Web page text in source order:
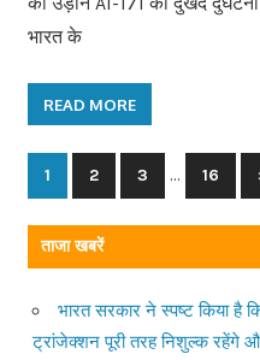
भारत के
READ MORE
Posts
navigation
1 2 3 … 16
ताजा खबरें
भारत सरकार ने स्पष्ट किया है
ट्रांजेक्शन पूरी तरह निशुल्क रहेंगे